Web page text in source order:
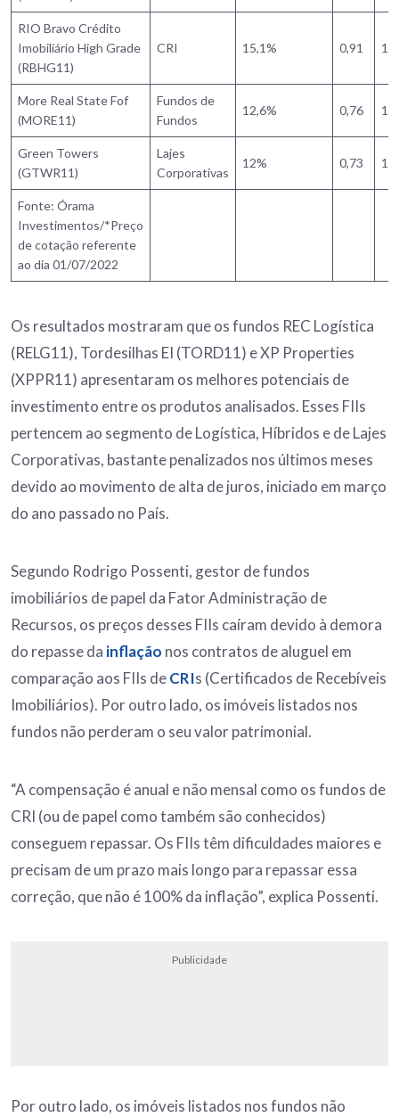
RIO Bravo Crédito
Imobiliário High Grade
(RBHG11)
CRI 15,1% 0,91
More Real State Fof
(MORE11)
Fundos de
Fundos
12,6% 0,76
Green Towers
(GTWR11)
Lajes
Corporativas
12% 0,73
Fonte: Órama
Investimentos/*Preço
de cotação referente
ao dia 01/07/2022
Os resultados mostraram que os fundos REC Logística
(RELG11), Tordesilhas EI (TORD11) e XP Properties
(XPPR11) apresentaram os melhores potenciais de
investimento entre os produtos analisados. Esses FIIs
pertencem ao segmento de Logística, Híbridos e de Lajes
Corporativas, bastante penalizados nos últimos meses
devido ao movimento de alta de juros, iniciado em março
do ano passado no País.
Segundo Rodrigo Possenti, gestor de fundos
imobiliários de papel da Fator Administração de
Recursos, os preços desses FIIs caíram devido à demora
do repasse da inflação nos contratos de aluguel em
comparação aos FIIs deCRIs (Certificados de Recebíveis
Imobiliários). Por outro lado, os imóveis listados nos
fundos não perderam o seu valor patrimonial.
“A compensação é anual e não mensal como os fundos de
CRI (ou de papel como também são conhecidos)
conseguem repassar. Os FIIs têm dificuldades maiores e
precisam de um prazo mais longo para repassar essa
correção, que não é 100% da inflação”, explica Possenti.
Publicidade
Por outro lado, os imóveis listados nos fundos não